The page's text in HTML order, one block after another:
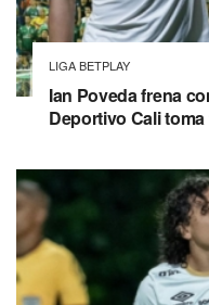
LIGA BETPLAY
Ian Poveda frena
Deportivo Cali